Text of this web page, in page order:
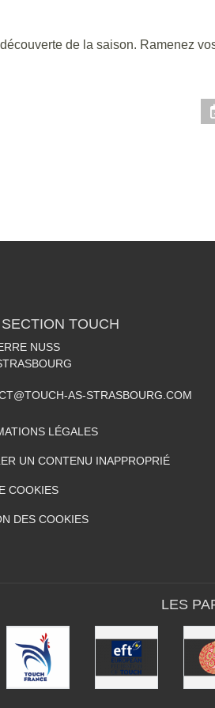
de la saison. Ramenez
TOUCH
NUSS
AS-STRASBOURG.COM
LÉGALES
UN CONTENU INAPPROPRIÉ
COOKIES
DES COOKIES
LES